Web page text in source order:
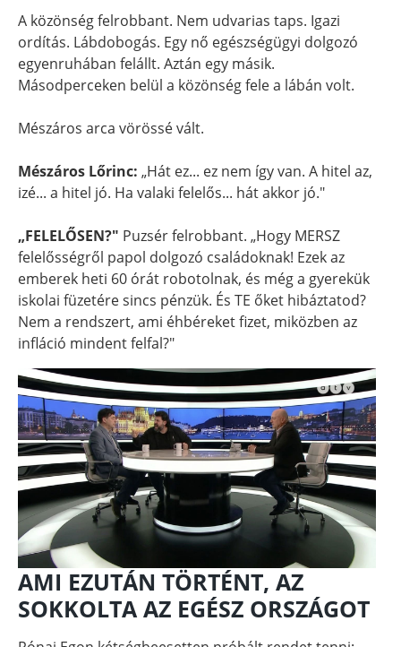
A közönség felrobbant. Nem udvarias taps. Igazi
ordítás. Lábdobogás. Egy nő egészségügyi dolgozó
egyenruhában felállt. Aztán egy másik.
Másodperceken belül a közönség fele a lábán volt.
Mészáros arca vörössé vált.
Mészáros Lőrinc: „Hát ez... ez nem így van. A hitel az,
izé... a hitel jó. Ha valaki felelős... hát akkor jó."
„FELELŐSEN?" Puzsér felrobbant. „Hogy MERSZ
felelősségről papol dolgozó családoknak! Ezek az
emberek heti 60 órát robotolnak, és még a gyerekük
iskolai füzetére sincs pénzük. És TE őket hibáztatod?
Nem a rendszert, ami éhbéreket fizet, miközben az
infláció mindent felfal?"
AMI EZUTÁN TÖRTÉNT, AZ
SOKKOLTA AZ EGÉSZ ORSZÁGOT